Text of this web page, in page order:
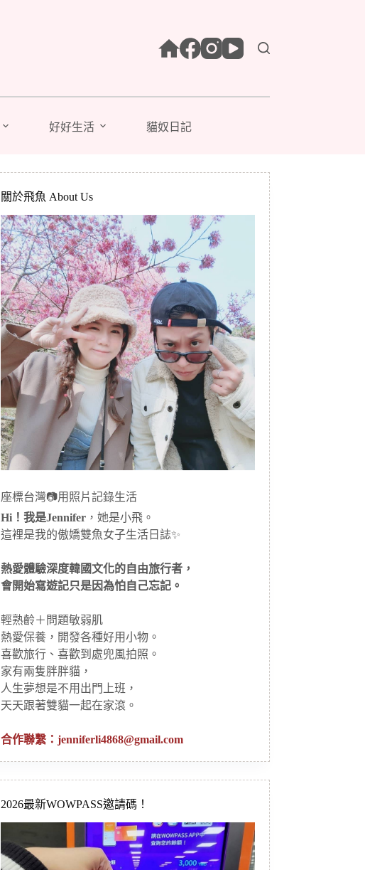
好好生活 貓奴日記
關於飛魚 About Us
座標台灣📷用照片記錄生活
Hi！我是Jennifer ，她是小飛。
這裡是我的傲嬌雙魚女子生活日誌✨
熱愛體驗深度韓國文化的自由旅行者，
會開始寫遊記只是因為怕自己忘記。
輕熟齡＋問題敏弱肌
熱愛保養，開發各種好用小物。
喜歡旅行、喜歡到處兜風拍照。
家有兩隻胖胖貓，
人生夢想是不用出門上班，
天天跟著雙貓一起在家滾。
合作聯繫：jenniferli4868@gmail.com
2026最新WOWPASS邀請碼！